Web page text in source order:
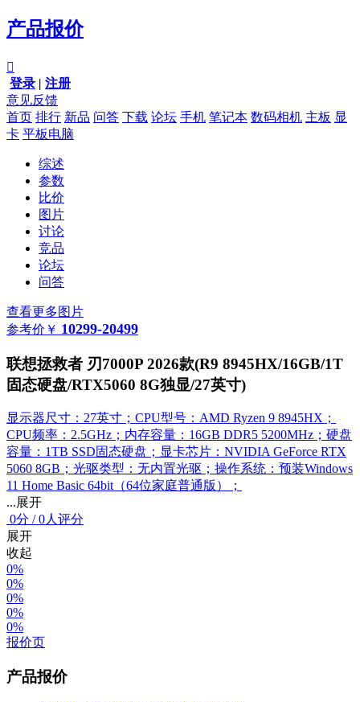
产品报价

登录 | 注册
意见反馈
首页 排行 新品 问答 下载 论坛 手机 笔记本 数码相机 主板 显
卡 平板电脑
综述
参数
比价
图片
讨论
竞品
论坛
问答
查看更多图片
参考价 ￥ 10299-20499
联想拯救者 刃7000P 2026款(R9 8945HX/16GB/1T
固态硬盘/RTX5060 8G独显/27英寸)
显示器尺寸：27英寸；CPU型号：AMD Ryzen 9 8945HX；
CPU频率：2.5GHz；内存容量：16GB DDR5 5200MHz；硬盘
容量：1TB SSD固态硬盘；显卡芯片：NVIDIA GeForce RTX
5060 8GB；光驱类型：无内置光驱；操作系统：预装Windows
11 Home Basic 64bit（64位家庭普通版）；
...展开
0分 /0人评分
展开
收起
0%
0%
0%
0%
0%
报价页
产品报价